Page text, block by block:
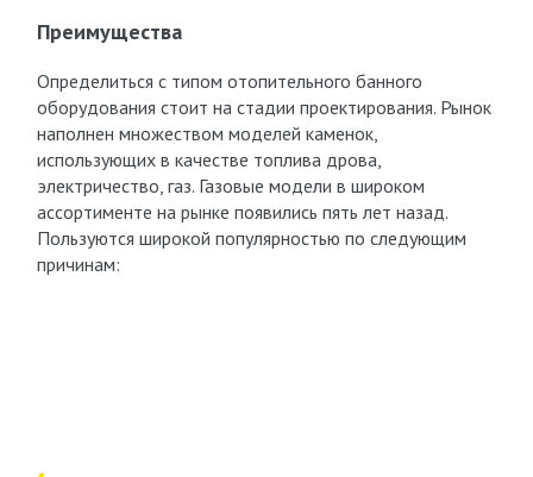
Преимущества
Определиться с типом отопительного банного
оборудования стоит на стадии проектирования. Рынок
наполнен множеством моделей каменок,
использующих в качестве топлива дрова,
электричество, газ. Газовые модели в широком
ассортименте на рынке появились пять лет назад.
Пользуются широкой популярностью по следующим
причинам: